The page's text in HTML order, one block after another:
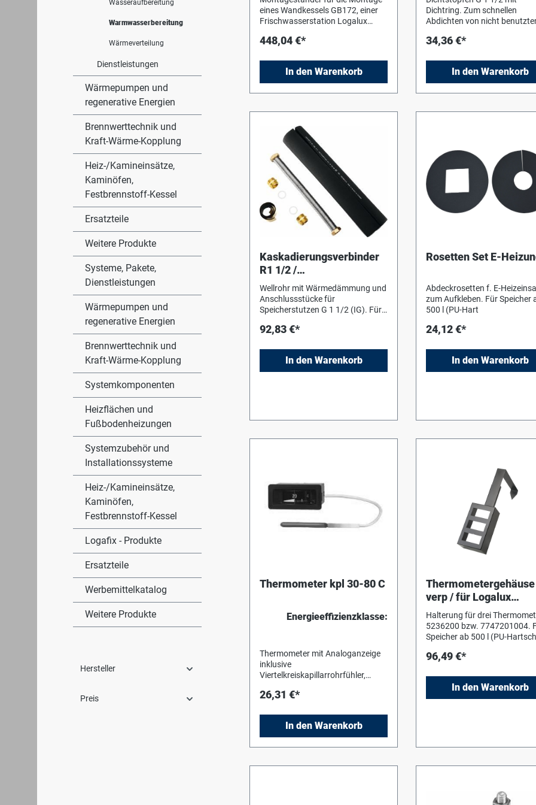
Wasseraufbereitung
Warmwasserbereitung
Wärmeverteilung
Dienstleistungen
Wärmepumpen und
regenerative Energien
Brennwerttechnik und
Kraft-Wärme-Kopplung
Heiz-/Kamineinsätze,
Kaminöfen,
Festbrennstoff-Kessel
Ersatzteile
Weitere Produkte
Systeme, Pakete,
Dienstleistungen
Wärmepumpen und
regenerative Energien
Brennwerttechnik und
Kraft-Wärme-Kopplung
Systemkomponenten
Heizflächen und
Fußbodenheizungen
Systemzubehör und
Installationssysteme
Heiz-/Kamineinsätze,
Kaminöfen,
Festbrennstoff-Kessel
Logafix - Produkte
Ersatzteile
Werbemittelkatalog
Weitere Produkte
Hersteller
Preis
SBP/3
eines Wandkessels GB172, einer
Frischwasserstation Logalux
Logalux SLP../3 oder einer
L-Ständern und Querträger,
Schrauben. Max.
Gewichtsbelastung pro Ständer
448,04 €*
In den Warenkorb
Dichtring. Zum schnellen
Abdichten von nicht
34,36 €*
In den Warenkorb
Kaskadierungsverbinder
R1 1/2 /
Kaskadierungsverbinder
R1 1/2
Wellrohr mit Wärmedämmung und
Anschlussstücke für
Speicherstutzen G 1 1/2 (IG). Für
Speicher Logalux P..M
Verbindung
92,83 €*
In den Warenkorb
Rosetten Set E-
Abdeckrosetten f. E-
zum Aufkleben. Für Speicher
500 l (PU-Hart
24,12 €*
In den Warenkorb
Thermometer kpl 30-80 C
Energieeffizienzklasse:
Thermometer mit Analoganzeige
inklusive
Viertelkreiskapillarrohrfühler,
(L/LT) < = 300 L zum Einbau in die
Thermometerhalterung
(873510055 bzw.
26,31 €*
In den Warenkorb
verp / für Logalux
Speicher ab 500 l
Halterung für drei
5236200 bzw. 7747201004.
Speicher ab 500 l (PU-
96,49 €*
In den Warenkorb